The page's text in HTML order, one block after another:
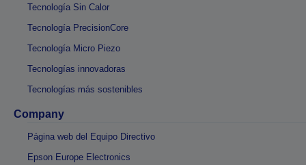
Tecnología Sin Calor
Tecnología PrecisionCore
Tecnología Micro Piezo
Tecnologías innovadoras
Tecnologías más sostenibles
Company
Página web del Equipo Directivo
Epson Europe Electronics